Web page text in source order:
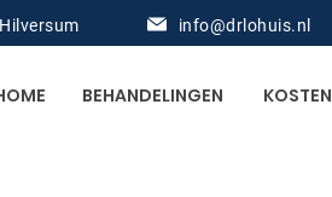
info@drlohuis.nl
BEHANDELINGEN KOSTEN